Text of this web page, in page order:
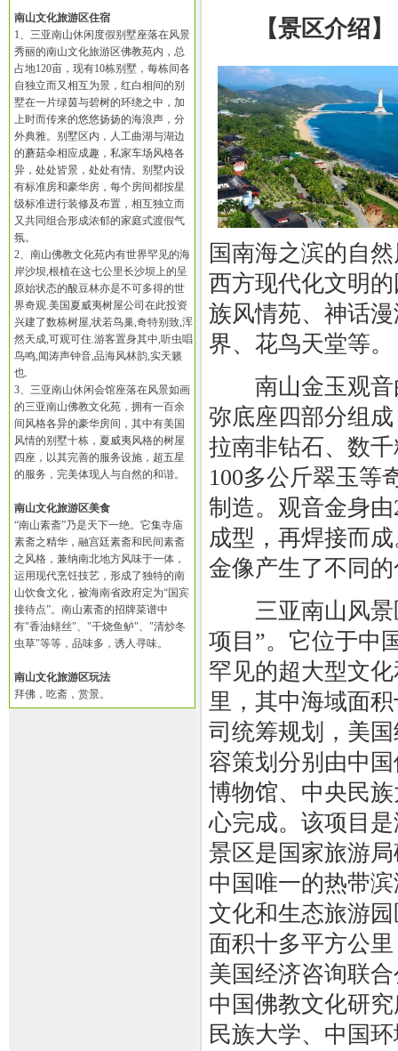
南山文化旅游区住宿
1、三亚南山休闲度假别墅座落在风景
秀丽的南山文化旅游区佛教苑内，总
占地120亩，现有10栋别墅，每栋间各
自独立而又相互为景，红白相间的别
墅在一片绿茵与碧树的环绕之中，加
上时而传来的悠悠扬扬的海浪声，分
外典雅。别墅区内，人工曲湖与湖边
的蘑菇伞相应成趣，私家车场风格各
异，处处皆景，处处有情。别墅内设
有标准房和豪华房，每个房间都按星
级标准进行装修及布置，相互独立而
又共同组合形成浓郁的家庭式渡假气
氛。
2、南山佛教文化苑内有世界罕见的海
岸沙坝,根植在这七公里长沙坝上的呈
原始状态的酸豆林亦是不可多得的世
界奇观.美国夏威夷树屋公司在此投资
兴建了数栋树屋,状若鸟巢,奇特别致,浑
然天成,可观可住.游客置身其中,听虫唱
鸟鸣,闻涛声钟音,品海风林韵,实天籁
也.
3、三亚南山休闲会馆座落在风景如画
的三亚南山佛教文化苑，拥有一百余
间风格各异的豪华房间，其中有美国
风情的别墅十栋，夏威夷风格的树屋
四座，以其完善的服务设施，超五星
的服务，完美体现人与自然的和谐。
南山文化旅游区美食
“南山素斋”乃是天下一绝。它集寺庙
素斋之精华，融宫廷素斋和民间素斋
之风格，兼纳南北地方风味于一体，
运用现代烹饪技艺，形成了独特的南
山饮食文化，被海南省政府定为“国宾
接待点”。南山素斋的招牌菜谱中
有"香油鳝丝"、"干烧鱼鲈"、"清炒冬
虫草"等等，品味多，诱人寻味。
南山文化旅游区玩法
拜佛，吃斋，赏景。
【景区介绍】
国南海之滨的自
西方现代化文明
族风情苑、神话
界、花鸟天堂等。
南山金玉观音
弥底座四部分组
拉南非钻石、数
100多公斤翠玉等
制造。观音金身
成型，再焊接而
金像产生了不同
三亚南山风景
项目”。它位于中
罕见的超大型文
里，其中海域面
司统筹规划，美
容策划分别由中
博物馆、中央民
心完成。该项目
景区是国家旅游
中国唯一的热带
文化和生态旅游
面积十多平方公
美国经济咨询联
中国佛教文化研
民族大学、中国